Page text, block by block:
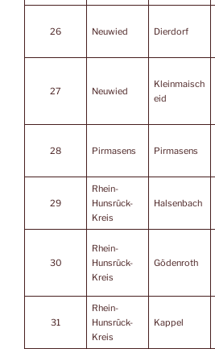
26 Neuwied Dierdorf
27 Neuwied
Kleinmaisch
eid
28 Pirmasens Pirmasens
29
Rhein-
Hunsrück-
Kreis
Halsenbach
30
Rhein-
Hunsrück-
Kreis
Gödenroth
31
Rhein-
Hunsrück-
Kreis
Kappel